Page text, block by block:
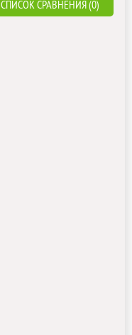
СПИСОК СРАВНЕНИЯ (0)